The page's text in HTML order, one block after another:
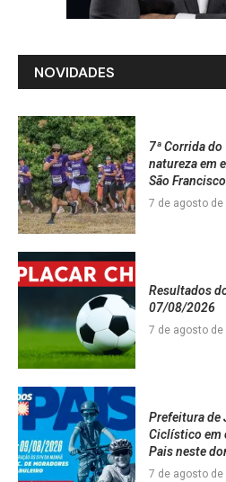
NOVIDADES
7ª Corrida
natureza em
São Francisco
7 de agosto de
Resultados
07/08/2026
7 de agosto de
Prefeitura de
Ciclístico em
Pais neste
7 de agosto de